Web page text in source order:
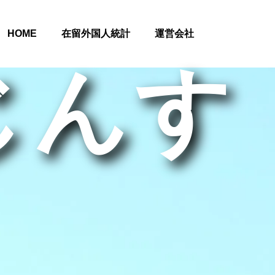
HOME 在留外国人統計 運営会社
んす